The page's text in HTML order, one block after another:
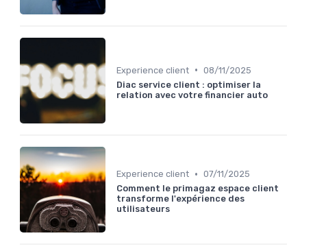
Experience client • 08/11/2025
Diac service client : optimiser la
relation avec votre financier auto
Experience client • 07/11/2025
Comment le primagaz espace client
transforme l'expérience des
utilisateurs